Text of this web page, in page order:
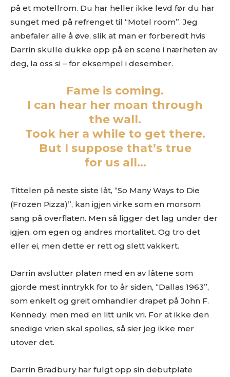
på et motellrom. Du har heller ikke levd før du har
sunget med på refrenget til “Motel room”. Jeg
anbefaler alle å øve, slik at man er forberedt hvis
Darrin skulle dukke opp på en scene i nærheten av
deg, la oss si – for eksempel i desember.
Fame is coming.
I can hear her moan through
the wall.
Took her a while to get there.
But I suppose that’s true
for us all…
Tittelen på neste siste låt, “So Many Ways to Die
(Frozen Pizza)”, kan igjen virke som en morsom
sang på overflaten. Men så ligger det lag under der
igjen, om egen og andres mortalitet. Og tro det
eller ei, men dette er rett og slett vakkert.
Darrin avslutter platen med en av låtene som
gjorde mest inntrykk for to år siden, “Dallas 1963”,
som enkelt og greit omhandler drapet på John F.
Kennedy, men med en litt unik vri. For at ikke den
snedige vrien skal spolies, så sier jeg ikke mer
utover det.
Darrin Bradbury har fulgt opp sin debutplate